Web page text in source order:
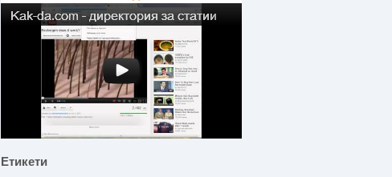
Етикети